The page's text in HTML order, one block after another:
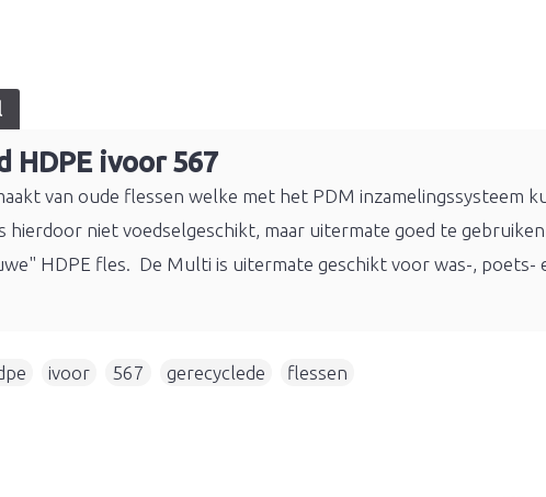
HDPE ivoor 567
van oude flessen welke met het PDM inzamelingssysteem
hierdoor niet voedselgeschikt, maar uitermate goed te
HDPE fles. De Multi is uitermate geschikt voor was-, poets-
ivoor 567 gerecyclede flessen